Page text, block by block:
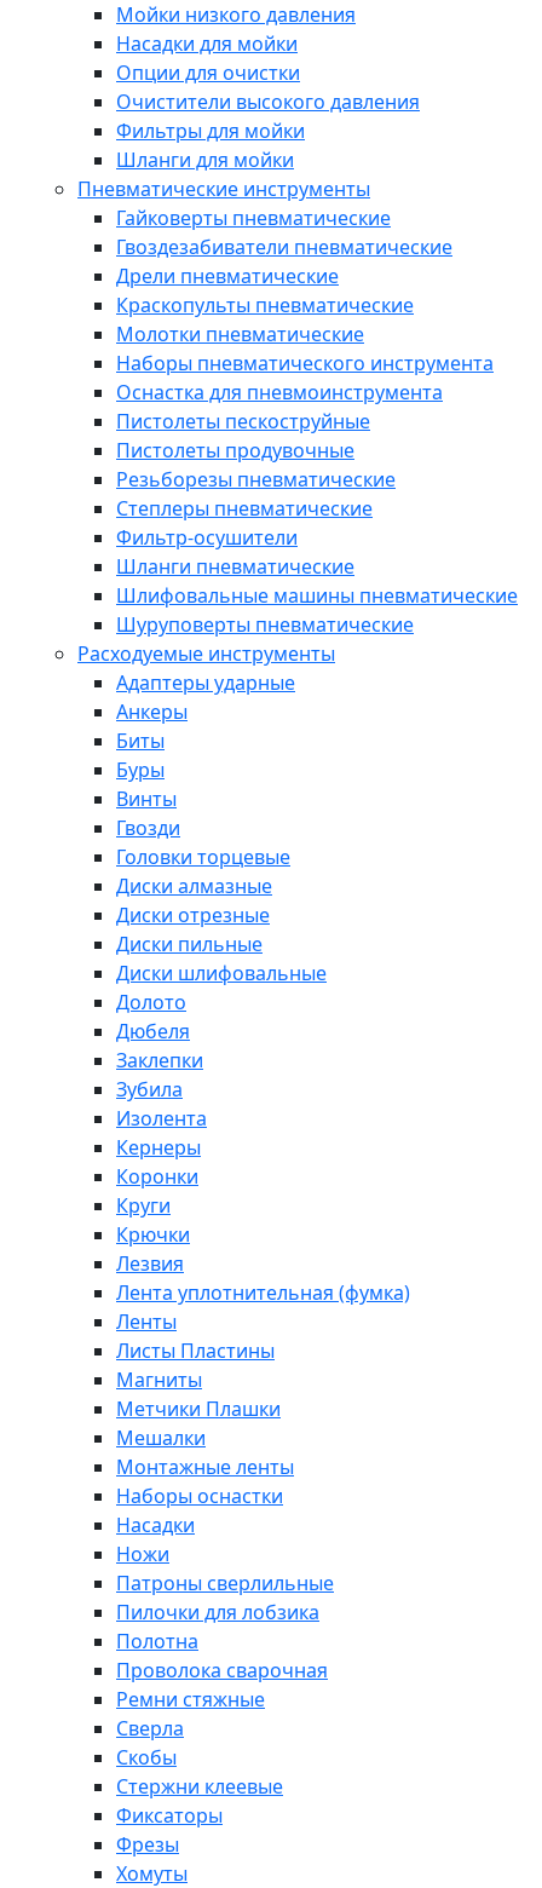
Мойки низкого давления
Насадки для мойки
Опции для очистки
Очистители высокого давления
Фильтры для мойки
Шланги для мойки
Пневматические инструменты
Гайковерты пневматические
Гвоздезабиватели пневматические
Дрели пневматические
Краскопульты пневматические
Молотки пневматические
Наборы пневматического инструмента
Оснастка для пневмоинструмента
Пистолеты пескоструйные
Пистолеты продувочные
Резьборезы пневматические
Степлеры пневматические
Фильтр-осушители
Шланги пневматические
Шлифовальные машины пневматические
Шуруповерты пневматические
Расходуемые инструменты
Адаптеры ударные
Анкеры
Биты
Буры
Винты
Гвозди
Головки торцевые
Диски алмазные
Диски отрезные
Диски пильные
Диски шлифовальные
Долото
Дюбеля
Заклепки
Зубила
Изолента
Кернеры
Коронки
Круги
Крючки
Лезвия
Лента уплотнительная (фумка)
Ленты
Листы Пластины
Магниты
Метчики Плашки
Мешалки
Монтажные ленты
Наборы оснастки
Насадки
Ножи
Патроны сверлильные
Пилочки для лобзика
Полотна
Проволока сварочная
Ремни стяжные
Сверла
Скобы
Стержни клеевые
Фиксаторы
Фрезы
Хомуты